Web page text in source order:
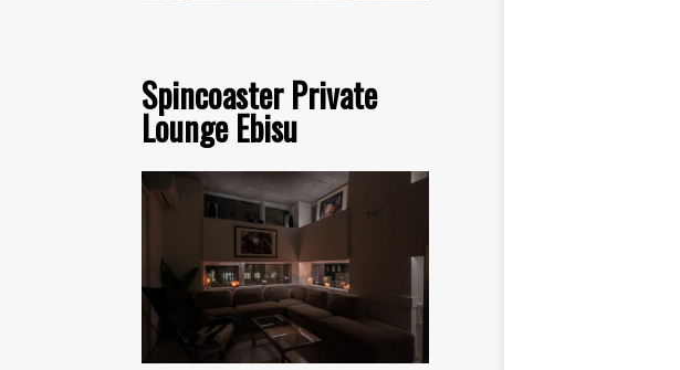
Spincoaster Private
Lounge Ebisu